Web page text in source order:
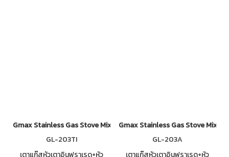
Gmax Stainless Gas Stove Mix Burner GL-203IB
GL-203TI
เตาแก๊สหัวเตาอินฟราเรด+หัว
Gmax Stainless Gas Stove Mix
GL-203A
เตาแก๊สหัวเตาอินฟราเรด+หัว